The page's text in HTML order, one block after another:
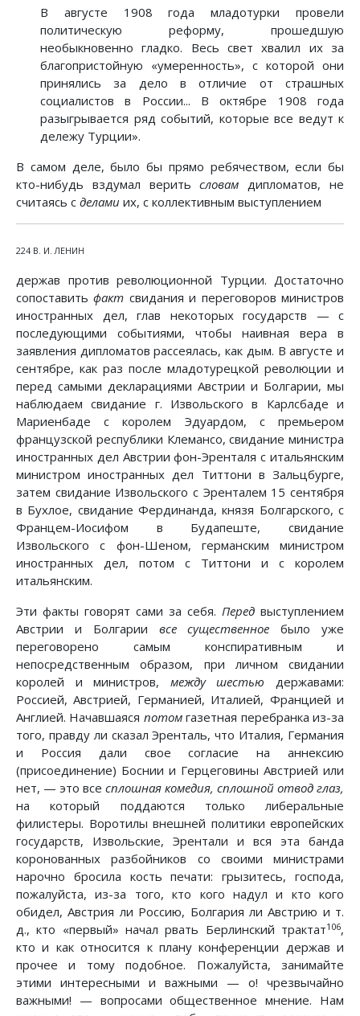
В августе 1908 года младотурки провели
политическую реформу, прошедшую
необыкновенно гладко. Весь свет хвалил их за
благопристойную «умеренность», с которой они
принялись за дело в отличие от страшных
социалистов в России... В октябре 1908 года
разыгрывается ряд событий, которые все ведут к
дележу Турции».
В самом деле, было бы прямо ребячеством, если бы
кто-нибудь вздумал веритьсловам дипломатов, не
считаясь с делами их, с коллективным выступлением
224 В. И. ЛЕНИН
держав против революционной Турции. Достаточно
сопоставитьфакт свидания и переговоров министров
иностранных дел, глав некоторых государств — с
последующими событиями, чтобы наивная вера в
заявления дипломатов рассеялась, как дым. В августе и
сентябре, как раз после младотурецкой революции и
перед самыми декларациями Австрии и Болгарии, мы
наблюдаем свидание г. Извольского в Карлсбаде и
Мариенбаде с королем Эдуардом, с премьером
французской республики Клемансо, свидание министра
иностранных дел Австрии фон-Эренталя с итальянским
министром иностранных дел Титтони в Зальцбурге,
затем свидание Извольского с Эренталем 15 сентября
в Бухлое, свидание Фердинанда, князя Болгарского, с
Францем-Иосифом в Будапеште, свидание
Извольского с фон-Шеном, германским министром
иностранных дел, потом с Титтони и с королем
итальянским.
Эти факты говорят сами за себя. Перед выступлением
Австрии и Болгарии все существенное было уже
переговорено самым конспиративным и
непосредственным образом, при личном свидании
королей и министров, между шестью державами:
Россией, Австрией, Германией, Италией, Францией и
Англией. Начавшаяся потомгазетная перебранка из-за
того, правду ли сказал Эренталь, что Италия, Германия
и Россия дали свое согласие на аннексию
(присоединение) Боснии и Герцеговины Австрией или
нет, — это все сплошная комедия, сплошной отвод глаз,
на который поддаются только либеральные
филистеры. Воротилы внешней политики европейских
государств, Извольские, Эрентали и вся эта банда
коронованных разбойников со своими министрами
нарочно бросила кость печати: грызитесь, господа,
пожалуйста, из-за того, кто кого надул и кто кого
обидел, Австрия ли Россию, Болгария ли Австрию и т.
д., кто «первый» начал рвать Берлинский трактат106,
кто и как относится к плану конференции держав и
прочее и тому подобное. Пожалуйста, занимайте
этими интересными и важными — о! чрезвычайно
важными! — вопросами общественное мнение. Нам